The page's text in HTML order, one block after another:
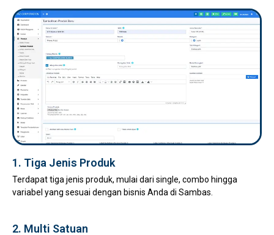
1. Tiga Jenis Produk
Terdapat tiga jenis produk, mulai dari single, combo hingga
variabel yang sesuai dengan bisnis Anda di Sambas.
2. Multi Satuan